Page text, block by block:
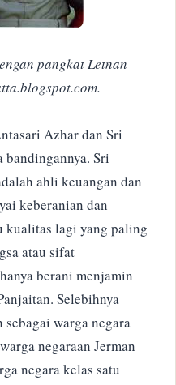
pangkat Letnan
Azhar dan Sri
Sri
ahli keuangan dan
keberanian dan
kualitas lagi yang paling
atau sifat
berani menjamin
Selebihnya
warga negara
negaraan Jerman
negara kelas satu